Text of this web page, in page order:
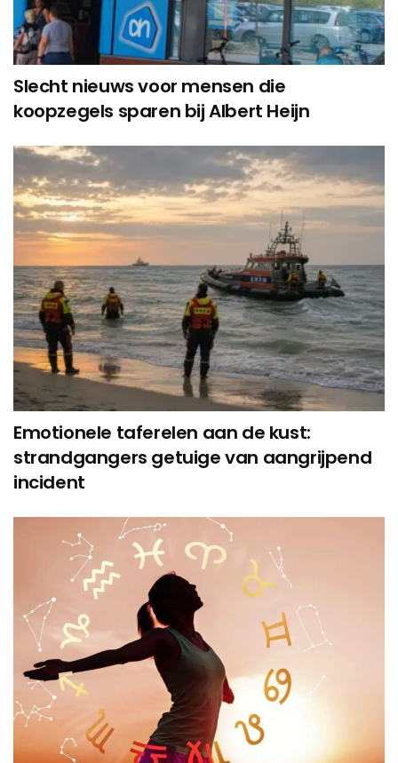
Slecht nieuws voor mensen die
koopzegels sparen bij Albert Heijn
Emotionele taferelen aan de kust:
strandgangers getuige van aangrijpend
incident